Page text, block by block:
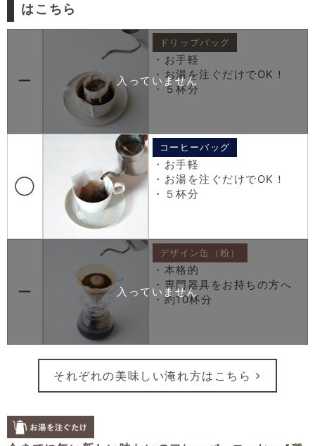
はこちら
ー
ドリップバッグ
・お手軽
・お湯を注ぐだけでOK！
・５杯分
◯
コーヒーバッグ
・お手軽
・お湯を注ぐだけでOK！
・５杯分
ー
デザイン缶（粉）
・本格的
・専門器具をお持ちの方へ
・約10杯分
それぞれの美味しい淹れ方はこちら